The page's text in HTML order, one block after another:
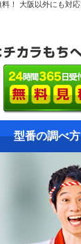
型番の調べ方